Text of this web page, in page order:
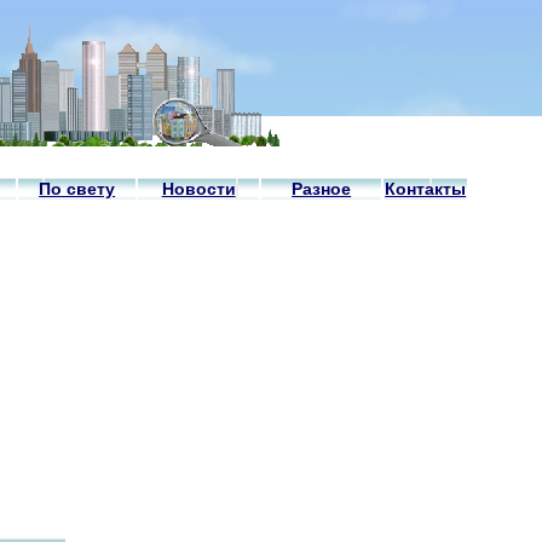
По свету Новости Разное Контакты